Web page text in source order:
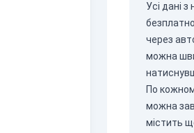
Усі дані
через
можна
По
можна
містить